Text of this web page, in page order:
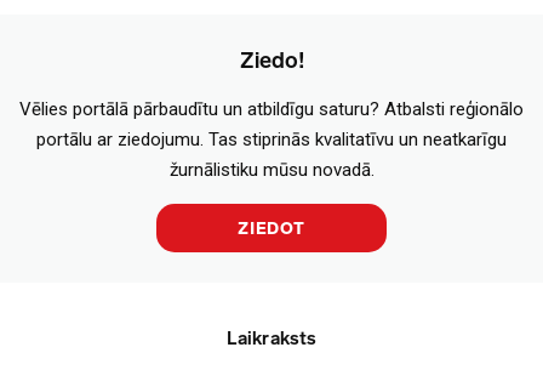
Ziedo!
Vēlies portālā pārbaudītu un atbildīgu saturu? Atbalsti reģionālo
portālu ar ziedojumu. Tas stiprinās kvalitatīvu un neatkarīgu
žurnālistiku mūsu novadā.
ZIEDOT
Laikraksts